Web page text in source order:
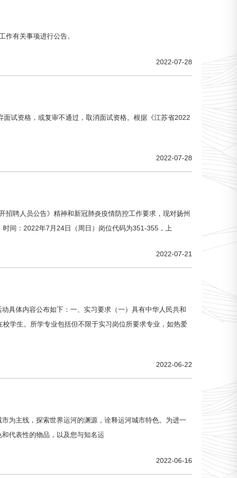
有关事项进行公告。
2022-07-28
试资格，或复审不通过，取消面试资格。根据《江苏省2022
2022-07-28
聘人员公告》精神和新冠肺炎疫情防控工作要求，现对扬州
间：2022年7月24日（周日）岗位代码为351-355，上
2022-07-21
具体内容公布如下：一、实习要求（一）具有中华人民共和
学生。所学专业包括但不限于实习岗位所要求专业，如热爱
2022-06-22
为主线，探索世界运河的渊源，诠释运河城市特色。为进一
代表性的物品，以及您与知名运
2022-06-16